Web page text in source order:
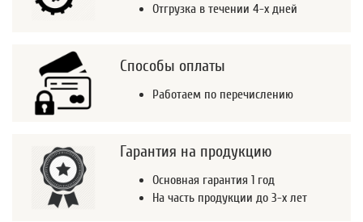
Отгрузка в течении 4-х дней
Способы оплаты
Работаем по перечислению
Гарантия на продукцию
Основная гарантия 1 год
На часть продукции до 3-х лет